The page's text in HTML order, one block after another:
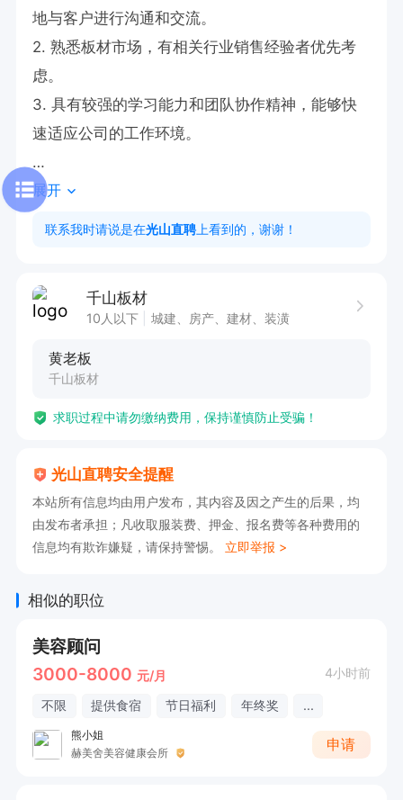
地与客户进行沟通和交流。
2. 熟悉板材市场，有相关行业销售经验者优先考
虑。
3. 具有较强的学习能力和团队协作精神，能够快
速适应公司的工作环境。
本岗位提供节日福利及免费培训，拥有广阔的晋升
河南省信阳市光山县华中城107号千山真木板(河南
展开
联系我时请说是在光山直聘 上看到的，谢谢！
千山板材
10人以下 城建、房产、建材、装潢
黄老板
千山板材
求职过程中请勿缴纳费用，保持谨慎防止受骗！
光山直聘安全提醒
本站所有信息均由用户发布，其内容及因之产生的后果，均
由发布者承担；凡收取服装费、押金、报名费等各种费用的
信息均有欺诈嫌疑，请保持警惕。 立即举报 >
相似的职位
美容顾问
3000-8000 元/月 4小时前
不限 提供食宿 节日福利 年终奖 ...
熊小姐
赫美舍美容健康会所
申请